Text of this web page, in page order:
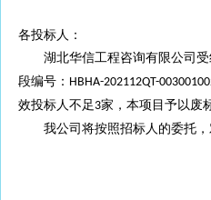
各投标人：
湖北华信工程咨询有限公司
段编号： HBHA-202112QT-
效投标人不足 3家，本项目予以废
我公司将按照招标人的委托，